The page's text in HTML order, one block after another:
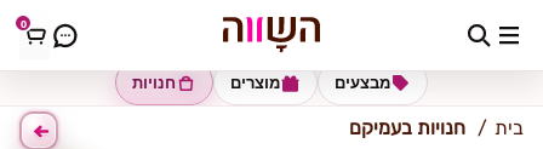
0 עמיקם
חנויות מוצרים מבצעים
בית חנויות בעמיקם